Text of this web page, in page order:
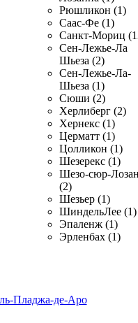
Рюшликон (1)
Саас-Фе (1)
Санкт-Мориц
Сен-Лежье-Ла
Шьеза (2)
Сен-Лежье-Ла-
Шьеза (1)
Сюши (2)
Херлиберг (2)
Хернекс (1)
Церматт (1)
Цолликон (1)
Шезерекс (1)
Шезо-сюр-
(2)
Шезьер (1)
ШиндельЛее (1)
Эпаленж (1)
Эрленбах (1)
Пладжа-де-Аро